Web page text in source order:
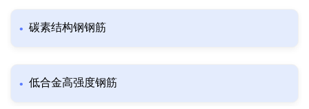
碳素结构钢钢筋
低合金高强度钢筋